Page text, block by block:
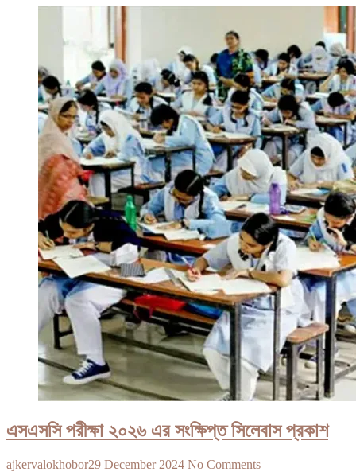
এসএসসি পরীক্ষা ২০২৬ এর সংক্ষিপ্ত সিলেবাস প্রকাশ
ajkervalokhobor29 December 2024 No Comments